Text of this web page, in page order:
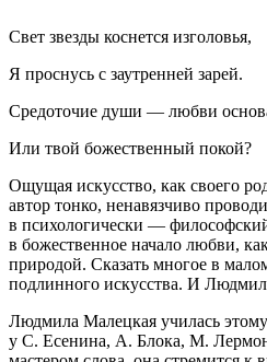
Свет звезды коснется изголовья,
Я проснусь с заутренней зарей.
Средоточие души — любви
Или твой божественный покой?
Ощущая искусство, как своего
автор тонко, ненавязчиво
в психологически —
в божественное начало любви,
природой. Сказать многое в
подлинного искусства. И
Людмила Малецкая училась
у С. Есенина, А. Блока, М.